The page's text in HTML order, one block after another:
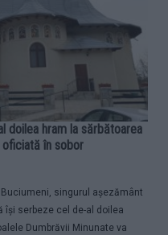
doilea hram la sărbătoarea
oficiată în sobor
singurul așezământ
își serbeze cel de-al doilea
Dumbrăvii Minunate va